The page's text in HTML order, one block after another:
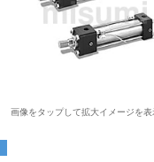
画像をタップして拡大イメージを表